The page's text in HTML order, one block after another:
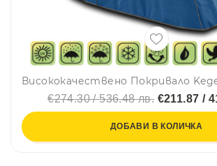
€274.30 / 536.48 лв.€211.87 /
ДОБАВИ В КОЛИЧКА